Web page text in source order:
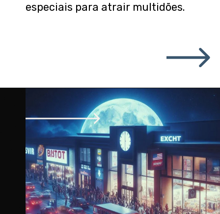
especiais para atrair multidões.